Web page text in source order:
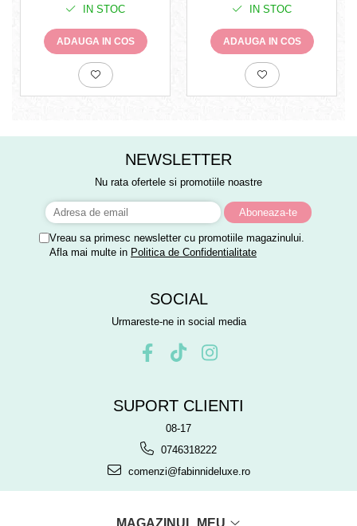
0,5 l-LavEco
IN STOC
ADAUGA IN COS
X 0.5 ML(100% natural) -
sigur pt copii si animale
verbena salbatica,ceai ve
IN STOC
ADAUGA IN COS
NEWSLETTER
Nu rata ofertele si promotiile noastre
Vreau sa primesc newsletter cu promotiile magazinului.
Afla mai multe in Politica de Confidentialitate
SOCIAL
Urmareste-ne in social media
SUPORT CLIENTI
08-17
0746318222
comenzi@fabinnideluxe.ro
MAGAZINUL MEU